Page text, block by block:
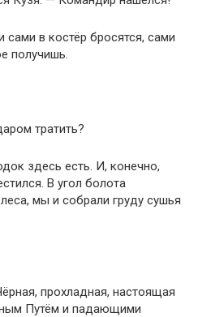
в костёр бросятся, сами
получишь.
тратить?
здесь есть. И, конечно,
В угол болота
мы и собрали груду сушья
прохладная, настоящая
Путём и падающими